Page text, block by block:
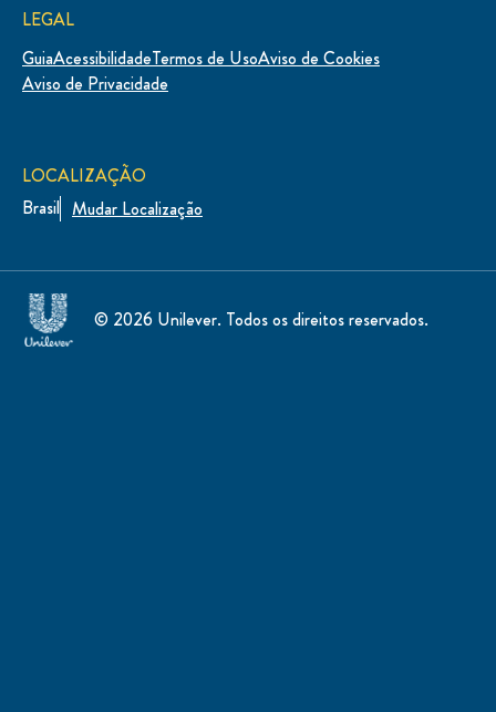
LEGAL
GuiaAcessibilidadeTermos de UsoAviso de Cookies
Aviso de Privacidade
© 2026 Unilever. Todos os direitos reservados.
LOCALIZAÇÃO
Brasil Mudar Localização